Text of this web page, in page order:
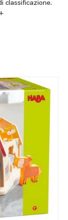
classificazione.